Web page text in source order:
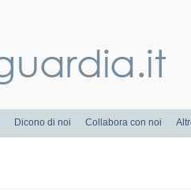
Dicono di noi Collabora con noi